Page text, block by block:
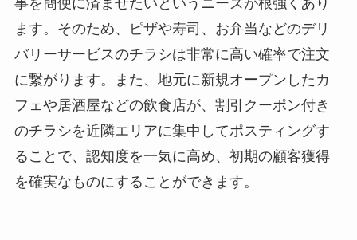
事を簡便に済ませたいというニーズが根強くあり
ます。そのため、ピザや寿司、お弁当などのデリ
バリーサービスのチラシは非常に高い確率で注文
に繋がります。また、地元に新規オープンしたカ
フェや居酒屋などの飲食店が、割引クーポン付き
のチラシを近隣エリアに集中してポスティングす
ることで、認知度を一気に高め、初期の顧客獲得
を確実なものにすることができます。